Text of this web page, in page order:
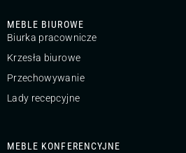
MEBLE BIUROWE
Biurka pracownicze
Krzesła biurowe
Przechowywanie
Lady recepcyjne
MEBLE KONFERENCYJNE